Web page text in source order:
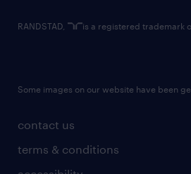
contact us
terms & conditions
RANDSTAD, is a registered trademark
Some images on our website have been